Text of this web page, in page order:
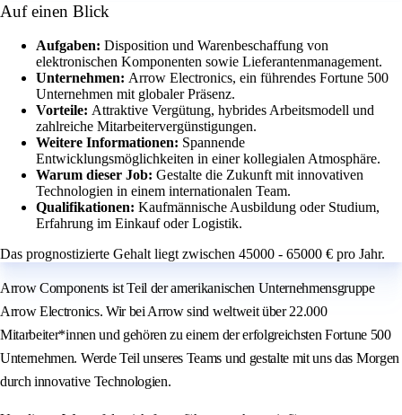
Auf einen Blick
Aufgaben: Disposition und Warenbeschaffung von
elektronischen Komponenten sowie Lieferantenmanagement.
Unternehmen: Arrow Electronics, ein führendes Fortune 500
Unternehmen mit globaler Präsenz.
Vorteile: Attraktive Vergütung, hybrides Arbeitsmodell und
zahlreiche Mitarbeitervergünstigungen.
Weitere Informationen: Spannende
Entwicklungsmöglichkeiten in einer kollegialen Atmosphäre.
Warum dieser Job: Gestalte die Zukunft mit innovativen
Technologien in einem internationalen Team.
Qualifikationen: Kaufmännische Ausbildung oder Studium,
Erfahrung im Einkauf oder Logistik.
Das prognostizierte Gehalt liegt zwischen 45000 - 65000 € pro Jahr.
Arrow Components ist Teil der amerikanischen Unternehmensgruppe
Arrow Electronics. Wir bei Arrow sind weltweit über 22.000
Mitarbeiter*innen und gehören zu einem der erfolgreichsten Fortune 500
Unternehmen. Werde Teil unseres Teams und gestalte mit uns das Morgen
durch innovative Technologien.